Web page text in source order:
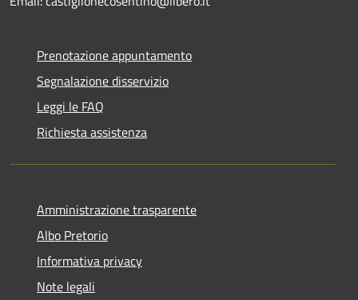
Prenotazione appuntamento
Segnalazione disservizio
Leggi le FAQ
Richiesta assistenza
Amministrazione trasparente
Albo Pretorio
Informativa privacy
Note legali